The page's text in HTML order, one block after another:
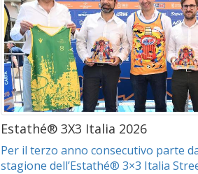
Estathé® 3X3 Italia 2026
Per il terzo anno consecutivo parte
stagione dell’Estathé® 3×3 Italia